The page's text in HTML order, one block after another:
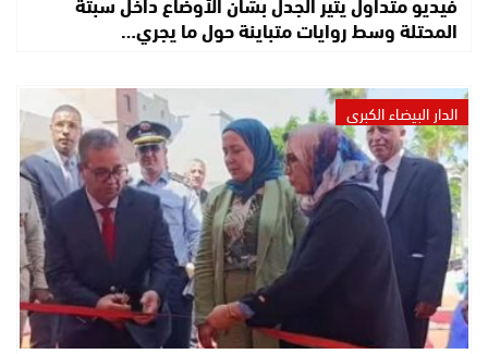
المحتلة وسط روايات متباينة حول ما يجري…
الدار البيضاء الكبرى